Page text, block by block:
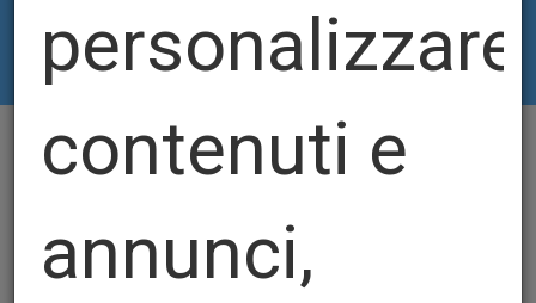
CERCA
personalizzare
contenuti e
annunci,